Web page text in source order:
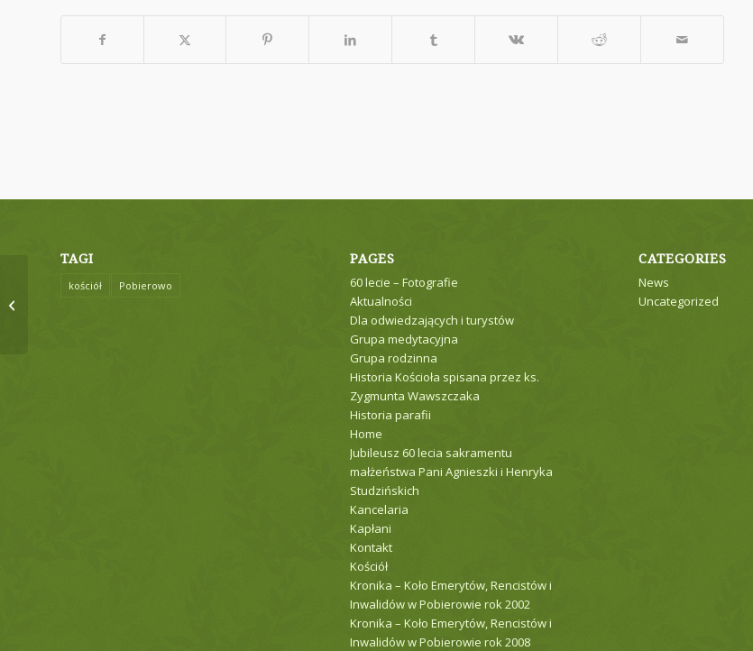
TAGI
kościół Pobierowo
PAGES
60 lecie – Fotografie
Aktualności
Dla odwiedzających i turystów
Grupa medytacyjna
Grupa rodzinna
Historia Kościoła spisana przez ks.
Zygmunta Wawszczaka
Historia parafii
Home
Jubileusz 60 lecia sakramentu
małżeństwa Pani Agnieszki i Henryka
Studzińskich
Kancelaria
Kapłani
Kontakt
Kościół
Kronika – Koło Emerytów, Rencistów i
Inwalidów w Pobierowie rok 2002
Kronika – Koło Emerytów, Rencistów i
Inwalidów w Pobierowie rok 2008
CATEGORIES
News
Uncategorized